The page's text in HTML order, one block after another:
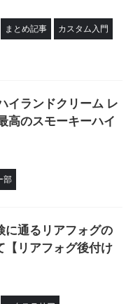
まとめ記事 カスタム入門
イランドクリーム レ
高のスモーキーハイ
部
に通るリアフォグの
【リアフォグ後付け